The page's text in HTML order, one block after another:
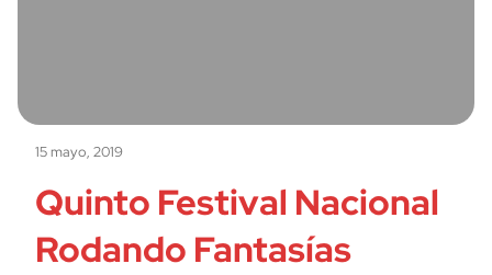
15 mayo, 2019
Quinto Festival Nacional
Rodando Fantasías